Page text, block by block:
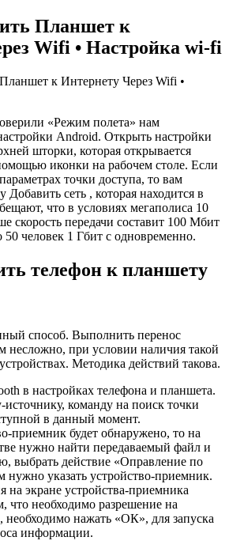
Планшет к
Wifi • Настройка wi-fi
к Интернету Через Wifi •
«Режим полета» нам
Android. Открыть настройки
шторки, которая открывается
иконки на рабочем столе. Если
точки доступа, то вам
Добавить сеть , которая находится в
что в условиях мегаполиса 10
скорость передачи составит 100 Мбит
50 человек 1 Гбит с одновременно.
телефон к планшету
способ. Выполнить перенос
несложно, при условии наличия такой
Методика действий такова.
в настройках телефона и планшета.
источнику, команду на поиск точки
в данный момент.
приемник будет обнаружено, то на
нужно найти передаваемый файл и
выбрать действие «Оправление по
нужно указать устройство-приемник.
на экране устройства-приемника
что необходимо разрешение на
необходимо нажать «ОК», для запуска
информации.